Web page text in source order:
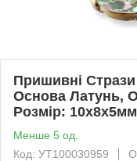
Пришивні Стрази
Основа Латунь,
Розмір:
Менше 5 од.
Код: УТ100030959